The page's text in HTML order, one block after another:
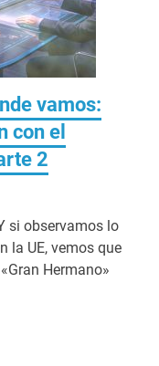
vamos:
con el
2
si observamos lo
la UE, vemos que
Hermano»